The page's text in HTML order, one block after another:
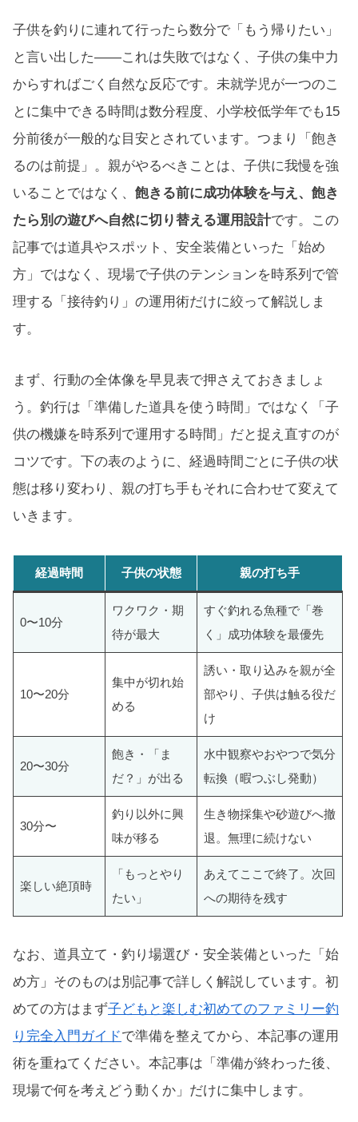
子供を釣りに連れて行ったら数分で「もう帰りたい」
と言い出した——これは失敗ではなく、子供の集中力
からすればごく自然な反応です。未就学児が一つのこ
とに集中できる時間は数分程度、小学校低学年でも15
分前後が一般的な目安とされています。つまり「飽き
るのは前提」。親がやるべきことは、子供に我慢を強
いることではなく、 飽きる前に成功体験を与え、飽き
たら別の遊びへ自然に切り替える運用設計です。この
記事では道具やスポット、安全装備といった「始め
方」ではなく、現場で子供のテンションを時系列で管
理する「接待釣り」の運用術だけに絞って解説しま
す。
まず、行動の全体像を早見表で押さえておきましょ
う。釣行は「準備した道具を使う時間」ではなく「子
供の機嫌を時系列で運用する時間」だと捉え直すのが
コツです。下の表のように、経過時間ごとに子供の状
態は移り変わり、親の打ち手もそれに合わせて変えて
いきます。
経過時間 子供の状態 親の打ち手
0〜10分
ワクワク・期
待が最大
すぐ釣れる魚種で「巻
く」成功体験を最優先
10〜20分
集中が切れ始
める
誘い・取り込みを親が全
部やり、子供は触る役だ
け
20〜30分
飽き・「ま
だ？」が出る
水中観察やおやつで気分
転換（暇つぶし発動）
30分〜
釣り以外に興
味が移る
生き物採集や砂遊びへ撤
退。無理に続けない
楽しい絶頂時
「もっとやり
たい」
あえてここで終了。次回
への期待を残す
なお、道具立て・釣り場選び・安全装備といった「始
め方」そのものは別記事で詳しく解説しています。初
めての方はまず子どもと楽しむ初めてのファミリー釣
り完全入門ガイドで準備を整えてから、本記事の運用
術を重ねてください。本記事は「準備が終わった後、
現場で何を考えどう動くか」だけに集中します。